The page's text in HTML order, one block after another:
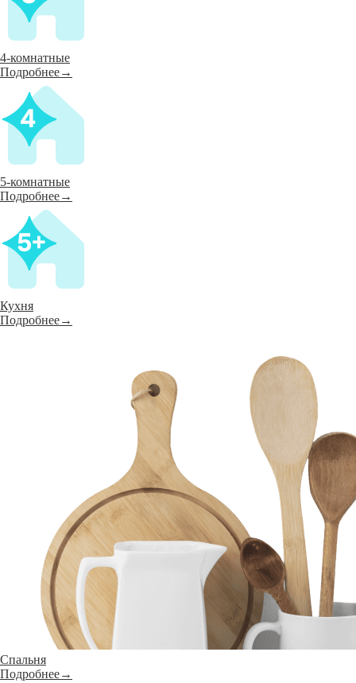
4-комнатные
Подробнее→
5-комнатные
Подробнее→
Кухня
Подробнее→
Спальня
Подробнее→